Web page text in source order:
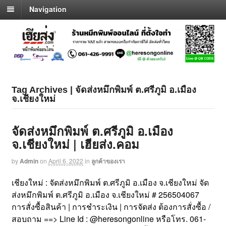
Navigation
Tag Archives | จัดส่งหมึกพิมพ์ ต.ศรีภูมิ อ.เมือง
จ.เชียงใหม่
จัดส่งหมึกพิมพ์ ต.ศรีภูมิ อ.เมือง
จ.เชียงใหม่ | เฮียส่ง.คอม
byAdminon April 6, 2022 in ลูกค้าของเรา
เชียงใหม่ : จัดส่งหมึกพิมพ์ ต.ศรีภูมิ อ.เมือง จ.เชียงใหม่ จัด
ส่งหมึกพิมพ์ ต.ศรีภูมิ อ.เมือง จ.เชียงใหม่ # 256504067
การสั่งซื้อสินค้า | การชำระเงิน | การจัดส่ง ต้องการสั่งซื้อ /
สอบถาม ==> Line Id : @heresongonline หรือโทร. 061-